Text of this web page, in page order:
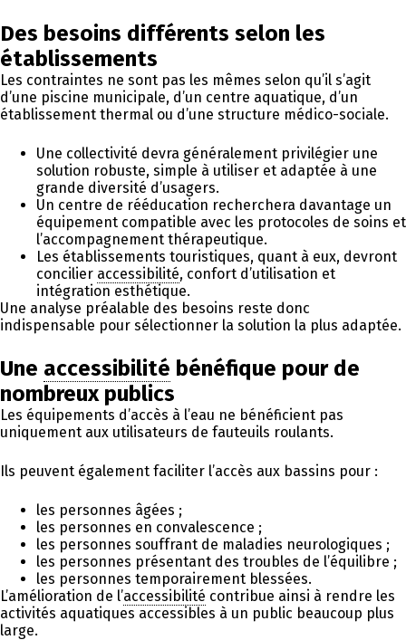
Des besoins différents selon les
établissements
Les contraintes ne sont pas les mêmes selon qu’il s’agit
d’une piscine municipale, d’un centre aquatique, d’un
établissement thermal ou d’une structure médico-sociale.
Une collectivité devra généralement privilégier une
solution robuste, simple à utiliser et adaptée à une
grande diversité d’usagers.
Un centre de rééducation recherchera davantage un
équipement compatible avec les protocoles de soins et
l’accompagnement thérapeutique.
Les établissements touristiques, quant à eux, devront
concilier accessibilité, confort d’utilisation et
intégration esthétique.
Une analyse préalable des besoins reste donc
indispensable pour sélectionner la solution la plus adaptée.
Une accessibilité bénéfique pour de
nombreux publics
Les équipements d’accès à l’eau ne bénéficient pas
uniquement aux utilisateurs de fauteuils roulants.
Ils peuvent également faciliter l’accès aux bassins pour :
les personnes âgées ;
les personnes en convalescence ;
les personnes souffrant de maladies neurologiques ;
les personnes présentant des troubles de l’équilibre ;
les personnes temporairement blessées.
L’amélioration de l’accessibilité contribue ainsi à rendre les
activités aquatiques accessibles à un public beaucoup plus
large.